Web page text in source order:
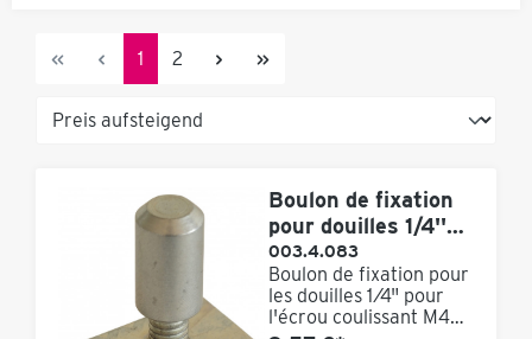
1 2
Boulon de fixation
pour douilles 1/4''
avec écrou
coulissant M4
003.4.083
Boulon de fixation pour
les douilles 1⁄4" pour
l'écrou coulissant M4